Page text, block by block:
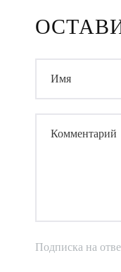
Имя
Комментарий
Подписка на